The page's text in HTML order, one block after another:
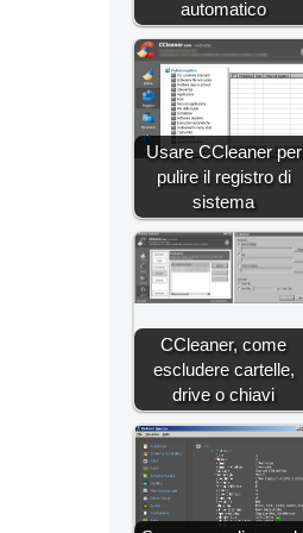
automatico
Usare CCleaner per
pulire il registro di
sistema
CCleaner, come
escludere cartelle,
drive o chiavi